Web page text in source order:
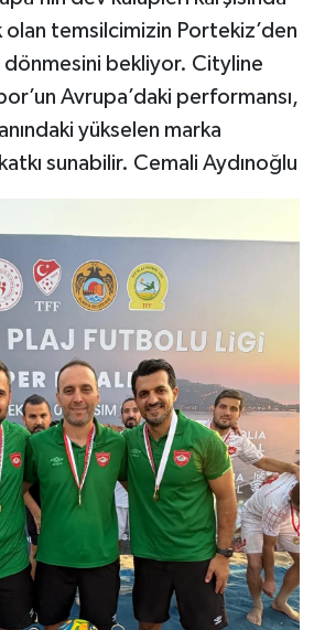
temsilcimizin Portekiz’den
dönmesini bekliyor. Cityline
Avrupa’daki performansı,
yükselen marka
sunabilir. Cemali Aydınoğlu